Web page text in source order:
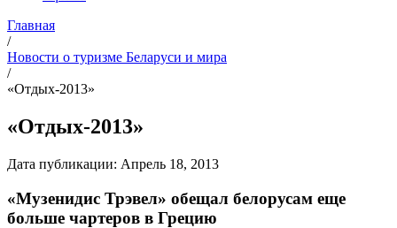
Главная
/
Новости о туризме Беларуси и мира
/
«Отдых-2013»
«Отдых-2013»
Дата публикации: Апрель 18, 2013
«Музенидис Трэвел» обещал белорусам еще
больше чартеров в Грецию